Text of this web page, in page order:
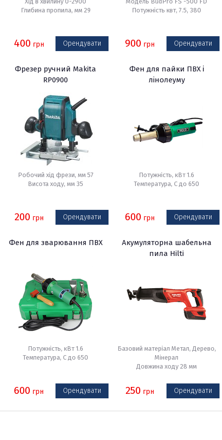
Глибина пропила, мм 29
400 грн Орендувати
Потужність квт, 7.5, 380
900 грн Орендувати
Фрезер ручний Makita
RP0900
Робочий хід фрези, мм 57
Висота ходу, мм 35
200 грн Орендувати
Фен для пайки ПВХ і
лінолеуму
Потужність, кВт 1.6
Температура, С до 650
600 грн Орендувати
Фен для зварювання ПВХ
Потужність, кВт 1.6
Температура, С до 650
600 грн Орендувати
Акумуляторна шабельна
пила Hilti
Базовий матеріал Метал, Дерево,
Мінерал
Довжина ходу 28 мм
250 грн Орендувати